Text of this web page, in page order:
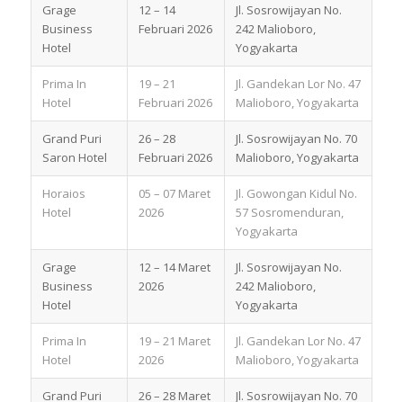
Grage
Business
Hotel
12 – 14
Februari 2026
Jl. Sosrowijayan No.
242 Malioboro,
Yogyakarta
Prima In
Hotel
19 – 21
Februari 2026
Jl. Gandekan Lor No. 47
Malioboro, Yogyakarta
Grand Puri
Saron Hotel
26 – 28
Februari 2026
Jl. Sosrowijayan No. 70
Malioboro, Yogyakarta
Horaios
Hotel
05 – 07 Maret
2026
Jl. Gowongan Kidul No.
57 Sosromenduran,
Yogyakarta
Grage
Business
Hotel
12 – 14 Maret
2026
Jl. Sosrowijayan No.
242 Malioboro,
Yogyakarta
Prima In
Hotel
19 – 21 Maret
2026
Jl. Gandekan Lor No. 47
Malioboro, Yogyakarta
Grand Puri
26 – 28 Maret
Jl. Sosrowijayan No. 70